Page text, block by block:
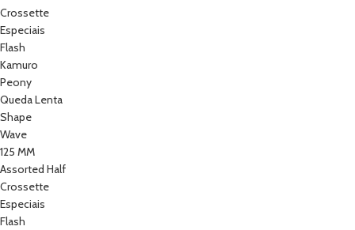
Crossette
Especiais
Flash
Kamuro
Peony
Queda Lenta
Shape
Wave
125 MM
Assorted Half
Crossette
Especiais
Flash